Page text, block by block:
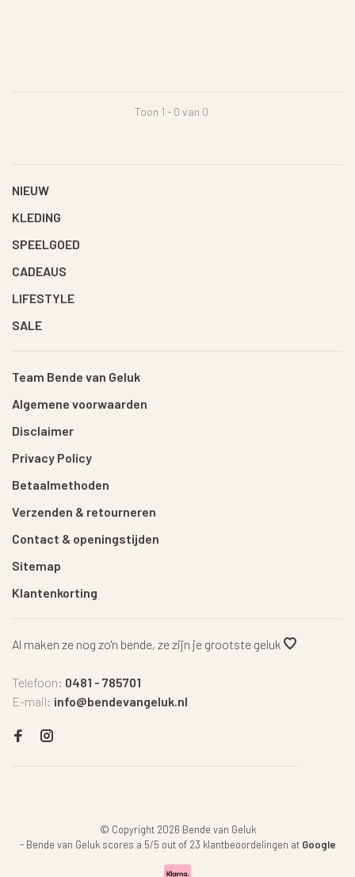
Toon 1 - 0 van 0
NIEUW
KLEDING
SPEELGOED
CADEAUS
LIFESTYLE
SALE
Team Bende van Geluk
Algemene voorwaarden
Disclaimer
Privacy Policy
Betaalmethoden
Verzenden & retourneren
Contact & openingstijden
Sitemap
Klantenkorting
Al maken ze nog zo'n bende, ze zijn je grootste geluk
Telefoon: 0481 - 785701
E-mail: info@bendevangeluk.nl
© Copyright 2026 Bende van Geluk
- Bende van Geluk scores a 5/5 out of 23 klantbeoordelingen at Google